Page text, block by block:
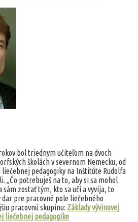
bol triednym učiteľom na dvoch
školách v severnom Nemecku, od
liečebnej pedagogiky na Inštitúte Rudolfa
„Čo potrebuješ na to, aby si sa mohol
sám zostať tým, kto sa učí a vyvíja, to
pre pracovné pole liečebného
pracovnú skupinu: Základy vývinovej
liečebnej pedagogike